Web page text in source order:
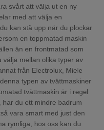
svårt att välja ut en ny
med att välja en
kan stå upp när du plockar
en toppmatad maskin
än en frontmatad som
välja mellan olika typer av
från Electrolux, Miele
typen av tvättmaskiner
tvättmaskin är i regel
har du ett mindre badrum
vara smart med just den
rymliga, hos oss kan du